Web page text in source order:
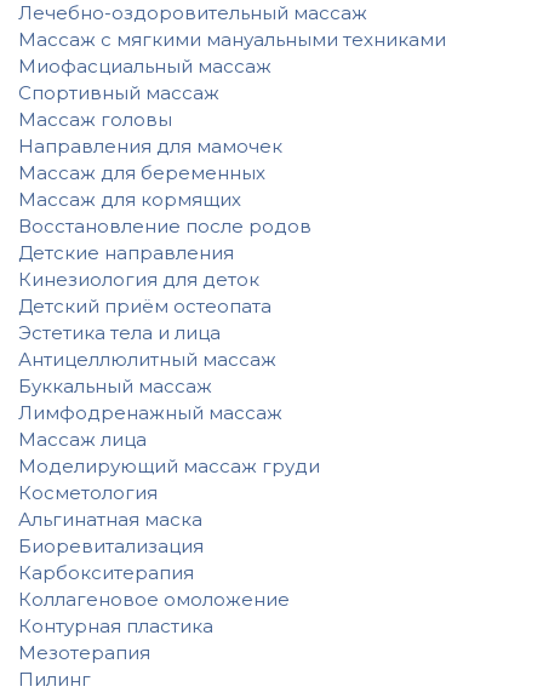
Лечебно-оздоровительный массаж
Массаж с мягкими мануальными техниками
Миофасциальный массаж
Спортивный массаж
Массаж головы
Направления для мамочек
Массаж для беременных
Массаж для кормящих
Восстановление после родов
Детские направления
Кинезиология для деток
Детский приём остеопата
Эстетика тела и лица
Антицеллюлитный массаж
Буккальный массаж
Лимфодренажный массаж
Массаж лица
Моделирующий массаж груди
Косметология
Альгинатная маска
Биоревитализация
Карбокситерапия
Коллагеновое омоложение
Контурная пластика
Мезотерапия
Пилинг